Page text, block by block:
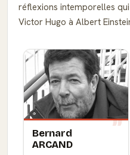
réflexions intemporelles
Victor Hugo à Albert
Bernard
ARCAND